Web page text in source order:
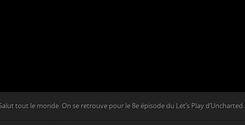
tout le monde. On se retrouve pour le 8e épisode du Let’s Play d’Uncharted.